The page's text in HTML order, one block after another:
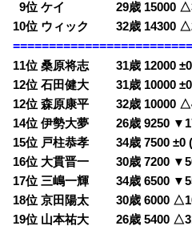
09位 ケイ 29歳 15000
10位 ウィック 32歳 14300
11位 桑原将志 31歳 12000 ±0
12位 石田健大 31歳 10000 ±0
12位 森原康平 32歳 10000
14位 伊勢大夢 26歳 9250
15位 戸柱恭孝 34歳 7500 ±0
16位 大貫晋一 30歳 7200
17位 三嶋一輝 34歳 6500
18位 京田陽太 30歳 6000
19位 山本祐大 26歳 5400